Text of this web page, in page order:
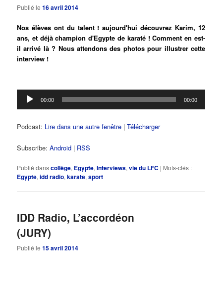
Publié le16 avril 2014
Nos élèves ont du talent ! aujourd'hui découvrez Karim, 12
ans, et déjà champion d'Egypte de karaté ! Comment en est-
il arrivé là ? Nous attendons des photos pour illustrer cette
interview !
Lecteur
audio
00:00 00:00
Podcast: Lire dans une autre fenêtre |Télécharger
Subscribe:Android | RSS
Publié danscollège, Egypte,Interviews,vie du LFC | Mots-clés :
Egypte,idd radio,karate,sport
IDD Radio, L’accordéon
(JURY)
Publié le15 avril 2014